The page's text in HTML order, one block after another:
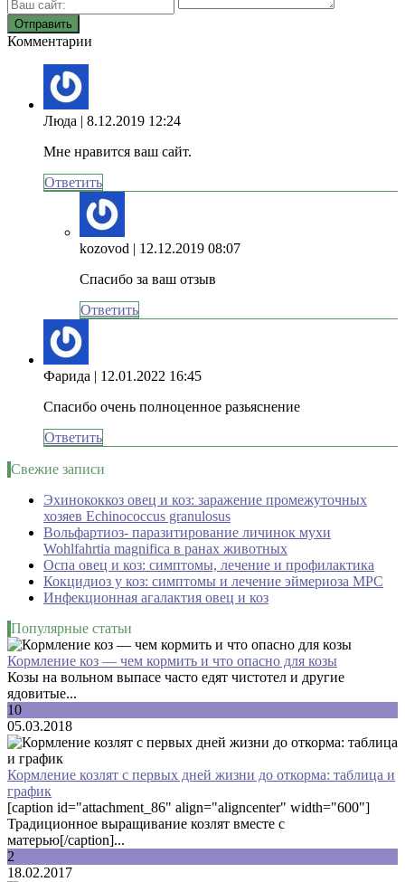
Комментарии
Люда | 8.12.2019 12:24
Мне нравится ваш сайт.
Ответить
kozovod | 12.12.2019 08:07
Спасибо за ваш отзыв
Ответить
Фарида | 12.01.2022 16:45
Спасибо очень полноценное разьяснение
Ответить
Свежие записи
Эхинококкоз овец и коз: заражение промежуточных
хозяев Echinococcus granulosus
Вольфартиоз- паразитирование личинок мухи
Wohlfahrtia magnifica в ранах животных
Оспа овец и коз: симптомы, лечение и профилактика
Кокцидиоз у коз: симптомы и лечение эймериоза МРС
Инфекционная агалактия овец и коз
Популярные статьи
Кормление коз — чем кормить и что опасно для козы
Козы на вольном выпасе часто едят чистотел и другие
ядовитые...
10
05.03.2018
Кормление козлят с первых дней жизни до откорма: таблица и
график
[caption id="attachment_86" align="aligncenter" width="600"]
Традиционное выращивание козлят вместе с
матерью[/caption]...
2
18.02.2017